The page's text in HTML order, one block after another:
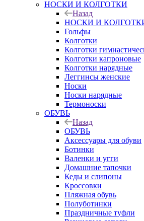
НОСКИ И КОЛГОТКИ
Назад
НОСКИ И
Гольфы
Колготки
Колготки
Колготки капроновые
Колготки нарядные
Леггинсы женские
Носки
Носки нарядные
Термоноски
ОБУВЬ
Назад
ОБУВЬ
Аксессуары для обуви
Ботинки
Валенки и угги
Домашние тапочки
Кеды и слипоны
Кроссовки
Пляжная обувь
Полуботинки
Праздничные туфли